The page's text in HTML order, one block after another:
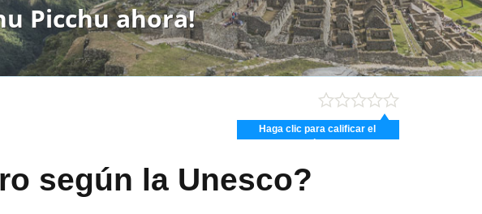
Picchu ahora!
Haga clic para calificar el
según la Unesco?